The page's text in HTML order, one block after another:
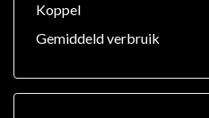
Koppel
Gemiddeld verbruik